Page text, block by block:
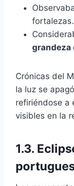
fortalezas.
grandeza
Crónicas del
la luz se
refiriéndose a
visibles en la
1.3.